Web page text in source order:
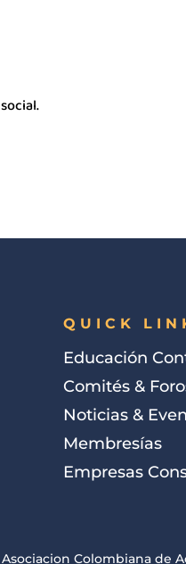
QUICK
Educación
Comités &
Noticias &
Membresías
Empresas
Colombiana de